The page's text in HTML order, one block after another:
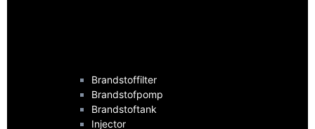
Brandstoffilter
Brandstofpomp
Brandstoftank
Injector